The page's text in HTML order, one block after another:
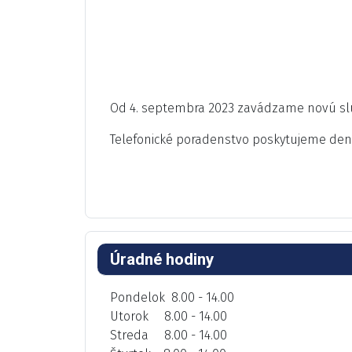
Od 4. septembra 2023 zavádzame novú
Telefonické poradenstvo poskytujeme
Úradné hodiny
Pondelok 8.00 - 14.00
Utorok 8.00 - 14.00
Streda 8.00 - 14.00